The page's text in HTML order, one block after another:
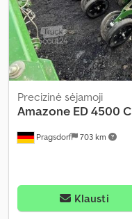
Pragsdorf 703 km
Precizinė sėjamoji
Amazone ED 4500 C
Klausti